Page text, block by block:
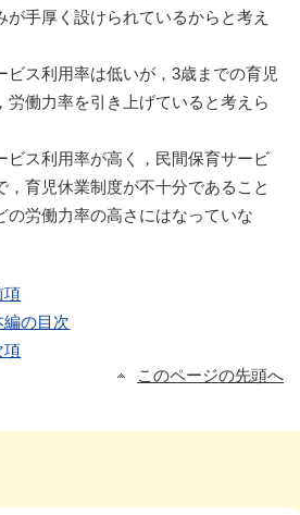
手厚く設けられているからと考え
ビス利用率は低いが，3歳までの育児
労働力率を引き上げていると考えら
ビス利用率が高く，民間保育サービ
，育児休業制度が不十分であること
の労働力率の高さにはなっていな
項
編の目次
項
このページの先頭へ